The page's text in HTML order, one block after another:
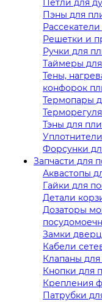
Пэны для
Решетки и
Ручки для
Таймеры
Тены,
конфорок
Термопары
Тэны для
Форсунки
Запчасти для
Аквастопы
Гайки для
Детали
Дозаторы
Замки
Кабели
Клапаны
Кнопки для
Крепления
Патрубки